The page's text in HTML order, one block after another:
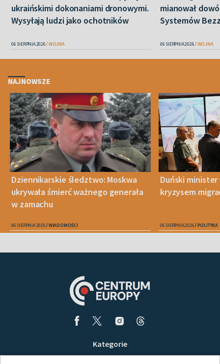
ukraińskimi dokonaniami dronowymi.
Wysyłają ludzi jako ochotników
06 SIERPNIA 2026 WOJNA
mianował
Systemów
06 SIERPNIA 2026 WOJNA
NAJNOWSZE
Dziennikarskie śledztwo: Moskwa
ukrywała śmierć ważnego generała
w zamachu
06 SIERPNIA 2026 WIADOMOŚCI
Duński minister
kryzysem
06 SIERPNIA 2026 POLITYKA
Kategorie